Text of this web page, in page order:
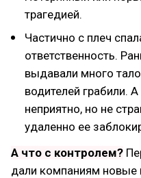
трагедией.
Частично с плеч
ответственность.
выдавали много
водителей грабили.
неприятно, но не
удаленно ее
А что с контролем?
дали компаниям новые